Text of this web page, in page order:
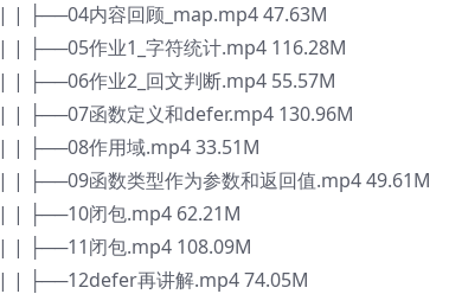
| | ├──04内容回顾_map.mp4 47.63M
| | ├──05作业1_字符统计.mp4 116.28M
| | ├──06作业2_回文判断.mp4 55.57M
| | ├──07函数定义和defer.mp4 130.96M
| | ├──08作用域.mp4 33.51M
| | ├──09函数类型作为参数和返回值.mp4 49.61M
| | ├──10闭包.mp4 62.21M
| | ├──11闭包.mp4 108.09M
| | ├──12defer再讲解.mp4 74.05M